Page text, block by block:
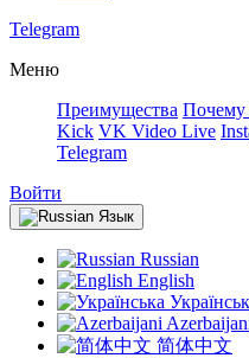
Telegram
Меню
Преимущества
Kick VK Video Live
Telegram
Войти
Язык
Russian
English
简体中文